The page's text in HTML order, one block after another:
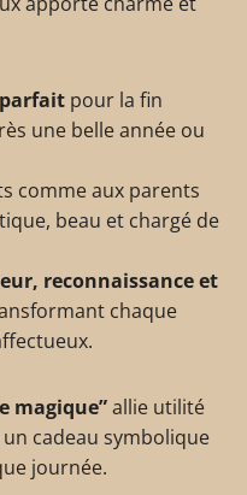
pour la fin
une belle année ou
comme aux parents
beau et chargé de
reconnaissance et
chaque
magique”allie utilité
cadeau symbolique
journée.